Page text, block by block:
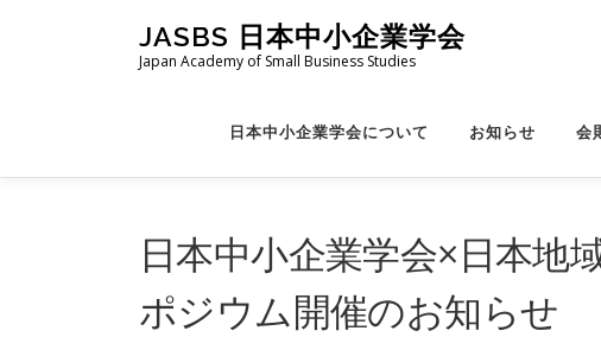
ス
JASBS 日本中小企業学会
Japan Academy of Small Business Studies
日本中小企業学会について お知らせ 会
日本中小企業学会×日本地
ポジウム開催のお知らせ